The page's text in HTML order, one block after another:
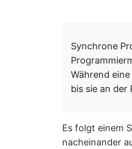
Synchrone
Während
bis sie an der
Es folgt einem
nacheinander